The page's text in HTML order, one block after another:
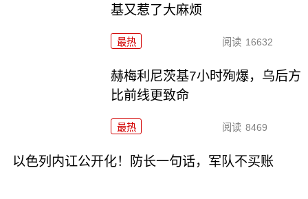
基又惹了大麻烦
最热 阅读 16632
赫梅利尼茨基7小时殉爆，乌后方
比前线更致命
最热 阅读 8469
以色列内讧公开化！防长一句话，军队不买账